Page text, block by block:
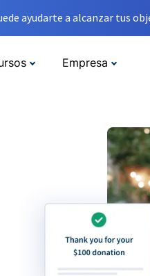
ayudarte a alcanzar tus
Empresa